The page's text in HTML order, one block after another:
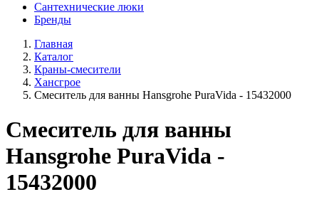
Сантехнические люки
Бренды
Главная
Каталог
Краны-смесители
Хансгрое
Смеситель для ванны Hansgrohe PuraVida - 15432000
Смеситель для ванны
Hansgrohe PuraVida -
15432000